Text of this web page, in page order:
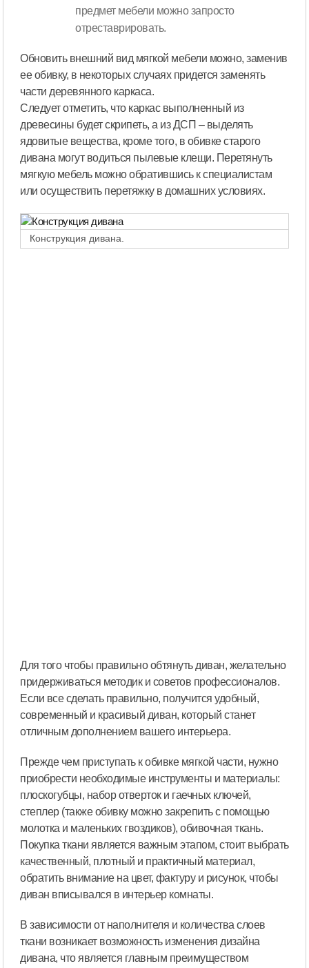
предмет мебели можно запросто
отреставрировать.
Обновить внешний вид мягкой мебели можно, заменив
ее обивку, в некоторых случаях придется заменять
части деревянного каркаса.
Следует отметить, что каркас выполненный из
древесины будет скрипеть, а из ДСП – выделять
ядовитые вещества, кроме того, в обивке старого
дивана могут водиться пылевые клещи. Перетянуть
мягкую мебель можно обратившись к специалистам
или осуществить перетяжку в домашних условиях.
Конструкция дивана.
Для того чтобы правильно обтянуть диван, желательно
придерживаться методик и советов профессионалов.
Если все сделать правильно, получится удобный,
современный и красивый диван, который станет
отличным дополнением вашего интерьера.
Прежде чем приступать к обивке мягкой части, нужно
приобрести необходимые инструменты и материалы:
плоскогубцы, набор отверток и гаечных ключей,
степлер (также обивку можно закрепить с помощью
молотка и маленьких гвоздиков), обивочная ткань.
Покупка ткани является важным этапом, стоит выбрать
качественный, плотный и практичный материал,
обратить внимание на цвет, фактуру и рисунок, чтобы
диван вписывался в интерьер комнаты.
В зависимости от наполнителя и количества слоев
ткани возникает возможность изменения дизайна
дивана, что является главным преимуществом